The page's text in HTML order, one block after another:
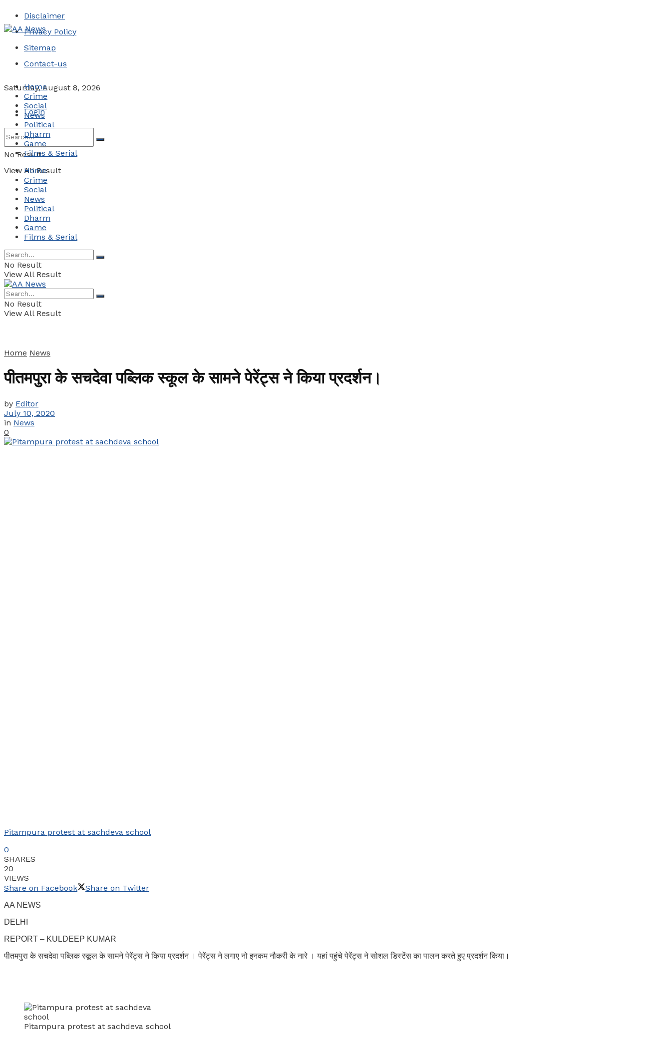
Disclaimer
Privacy Policy
Sitemap
Contact-us
Saturday, August 8, 2026
Login
No Result
View All Result
Home
Crime
Social
News
Political
Dharm
Game
Films & Serial
Home
Crime
Social
News
Political
Dharm
Game
Films & Serial
No Result
View All Result
No Result
View All Result
Home News
पीतमपुरा के सचदेवा पब्लिक स्कूल के सामने पेरेंट्स ने किया प्रदर्शन।
by Editor
July 10, 2020
in News
0
Pitampura protest at sachdeva school
0
SHARES
20
VIEWS
Share on Facebook
Share on Twitter
AA NEWS
DELHI
REPORT – KULDEEP KUMAR
पीतमपुरा के सचदेवा पब्लिक स्कूल के सामने पेरेंट्स ने किया प्रदर्शन । पेरेंट्स ने लगाए नो इनकम नौकरी के नारे । यहां पहुंचे पेरेंट्स ने सोशल डिस्टेंस का पालन करते हुए प्रदर्शन किया।
Pitampura protest at sachdeva school